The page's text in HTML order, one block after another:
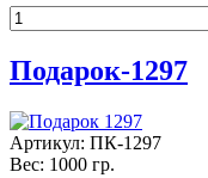
Подарок-1297
Артикул: ПК-1297
Вес: 1000 гр.